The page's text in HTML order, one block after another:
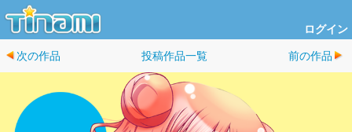
ログイン
次の作品 投稿作品一覧 前の作品